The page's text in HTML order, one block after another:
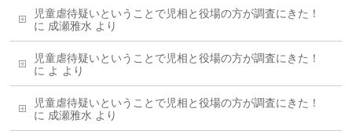
児童虐待疑いということで児相と役場の方が調査にきた！
に 成瀬雅水 より
児童虐待疑いということで児相と役場の方が調査にきた！
に よ より
児童虐待疑いということで児相と役場の方が調査にきた！
に 成瀬雅水 より